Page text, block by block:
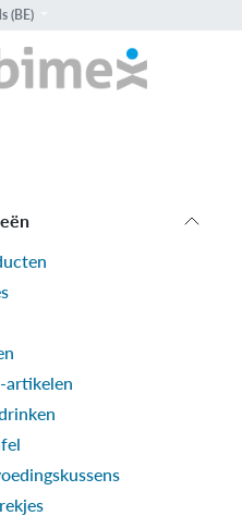
(BE)
artikelen